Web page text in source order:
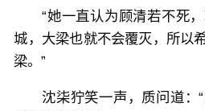
“她一直认为顾清若不死
城，大梁也就不会覆灭，所以
梁。”
沈柒狞笑一声，质问道：